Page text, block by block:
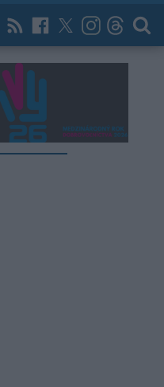
News Now Archív